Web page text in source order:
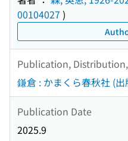
00104027 )
Publication,
鎌倉 : かまくら春秋社 (出
Publication Date
2025.9